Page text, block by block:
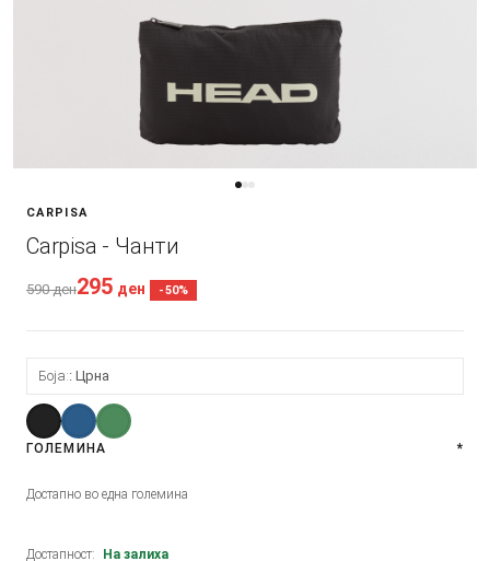
CARPISA
Carpisa - Чанти
590ден295 ден -50%
Боја: Црна
ГОЛЕМИНА *
Достапно во една големина
Достапност: На залиха